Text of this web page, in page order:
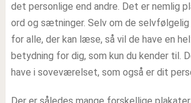
det personlige end andre. Det er nemlig
ord og sætninger. Selv om de selvfølgelig
for alle, der kan læse, så vil de have en
betydning for dig, som kun du kender til.
have i soveværelset, som også er dit